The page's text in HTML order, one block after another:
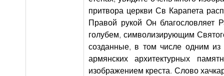
притвора церкви Св Карапета
Правой рукой Он
голубем, символизирующим
созданные, в том числе одним
армянских архитектурных
изображением креста. Слово